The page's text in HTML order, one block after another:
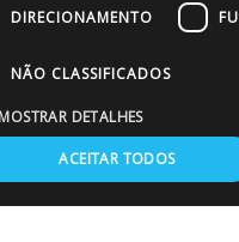
PODE CONFIAR!
DIRECIONAMENTO
NÃO CLASSIFICADOS
DETALHES
ACEITAR TODOS